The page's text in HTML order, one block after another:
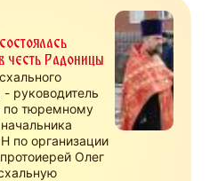
честь Радоницы
руководитель
по тюремному
по организации
Олег